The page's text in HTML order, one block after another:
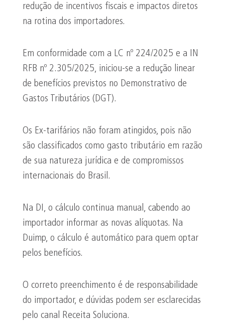
redução de incentivos fiscais e impactos diretos
na rotina dos importadores.
Em conformidade com a LC nº 224/2025 e a IN
RFB nº 2.305/2025, iniciou-se a redução linear
de benefícios previstos no Demonstrativo de
Gastos Tributários (DGT).
Os Ex-tarifários não foram atingidos, pois não
são classificados como gasto tributário em razão
de sua natureza jurídica e de compromissos
internacionais do Brasil.
Na DI, o cálculo continua manual, cabendo ao
importador informar as novas alíquotas. Na
Duimp, o cálculo é automático para quem optar
pelos benefícios.
O correto preenchimento é de responsabilidade
do importador, e dúvidas podem ser esclarecidas
pelo canal Receita Soluciona.